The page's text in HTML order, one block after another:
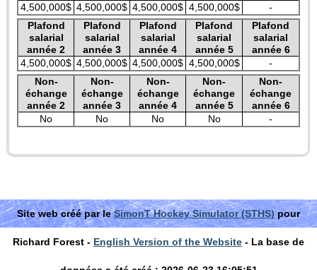
4,500,000$ 4,500,000$ 4,500,000$ 4,500,000$
-
Plafond
salarial
année 2
Plafond
salarial
année 3
Plafond
salarial
année 4
Plafond
salarial
année 5
Plafond
salarial
année 6
4,500,000$ 4,500,000$ 4,500,000$ 4,500,000$
-
Non-
échange
année 2
Non-
échange
année 3
Non-
échange
année 4
Non-
échange
année 5
Non-
échange
année 6
No
No No No -
Site web créé par leSimonT Hockey Simulator (STHS)pour
Richard Forest - English Version of the Website - La base de